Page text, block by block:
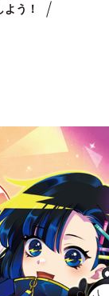
う！